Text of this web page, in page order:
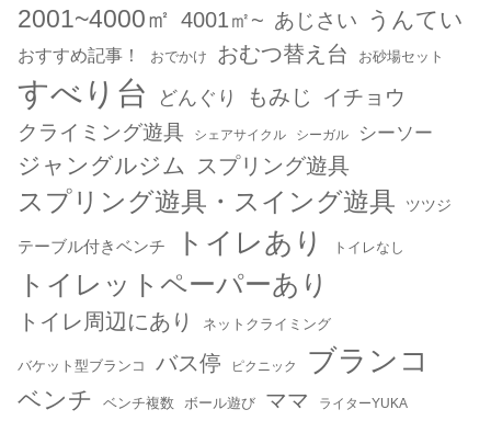
2001~4000㎡ 4001㎡~ あじさい うんてい
おすすめ記事！ おでかけ おむつ替え台 お砂場セット
すべり台 どんぐり もみじ
イチョウ
クライミング遊具
シェアサイクル シーガル シーソー
ジャングルジム スプリング遊具
スプリング遊具・スイング遊具 ツツジ
テーブル付きベンチ トイレあり トイレなし
トイレットペーパーあり
トイレ周辺にあり ネットクライミング
バケット型ブランコ バス停 ピクニック ブランコ
ベンチ ベンチ複数 ボール遊び ママ ライターYUKA